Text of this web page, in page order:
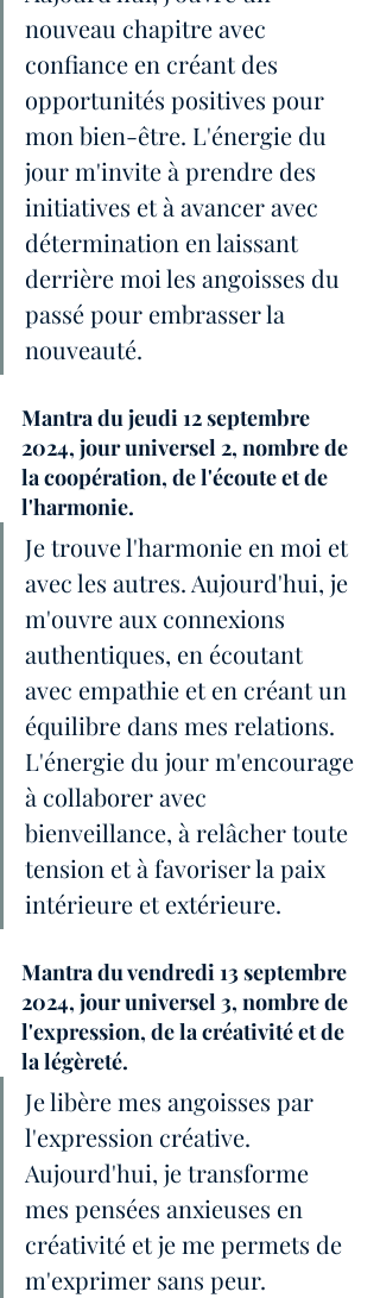
nouveau chapitre avec
confiance en créant des
opportunités positives pour
mon bien-être. L'énergie du
jour m'invite à prendre des
initiatives et à avancer avec
détermination en laissant
derrière moi les angoisses du
passé pour embrasser la
nouveauté.
Mantra du jeudi 12 septembre
2024, jour universel 2, nombre de
la coopération, de l'écoute et de
l'harmonie.
Je trouve l'harmonie en moi et
avec les autres. Aujourd'hui, je
m'ouvre aux connexions
authentiques, en écoutant
avec empathie et en créant un
équilibre dans mes relations.
L'énergie du jour m'encourage
à collaborer avec
bienveillance, à relâcher toute
tension et à favoriser la paix
intérieure et extérieure.
Mantra du vendredi 13 septembre
2024, jour universel 3, nombre de
l'expression, de la créativité et de
la légèreté.
Je libère mes angoisses par
l'expression créative.
Aujourd'hui, je transforme
mes pensées anxieuses en
créativité et je me permets de
m'exprimer sans peur.